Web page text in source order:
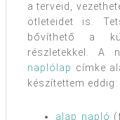
a terveid,
ötleteidet is.
bővíthető a
részletekkel. A
naplólap címke
készítettem eddig:
alap napló